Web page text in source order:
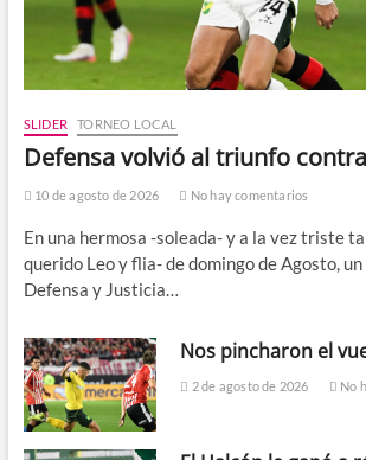
SLIDER TORNEO LOCAL
Defensa volvió al triunfo
10 de agosto de 2026 No hay comentarios
En una hermosa -soleada- y a la vez triste
querido Leo y flia- de domingo de Agosto,
Defensa y Justicia…
Nos pincharon el
2 de agosto de 2026 No